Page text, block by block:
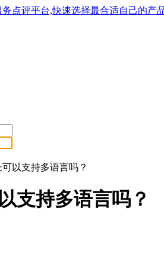
以支持多语言吗？
支持多语言吗？